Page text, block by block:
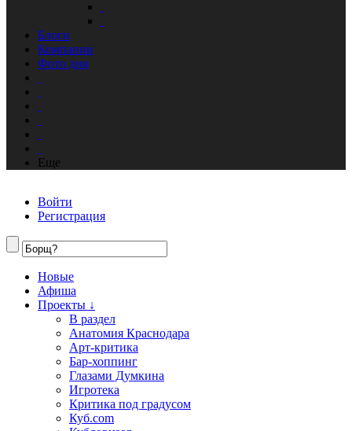
Блоги
Компании
Фото дня
Еще
Войти
Регистрация
Новые
Афиша
Проекты ↓
В раздел
Анатомия Краснодара
Арт-критика
Бар-хоппинг
Глазами Думкина
Игротека
Критика под градусом
Куб.com